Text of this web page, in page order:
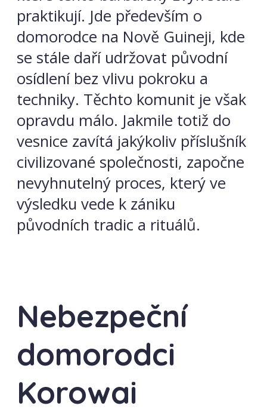
praktikují. Jde především o
domorodce na Nově Guineji, kde
se stále daří udržovat původní
osídlení bez vlivu pokroku a
techniky. Těchto komunit je však
opravdu málo. Jakmile totiž do
vesnice zavítá jakýkoliv příslušník
civilizované společnosti, započne
nevyhnutelný proces, který ve
výsledku vede k zániku
původních tradic a rituálů.
Nebezpeční
domorodci
Korowai